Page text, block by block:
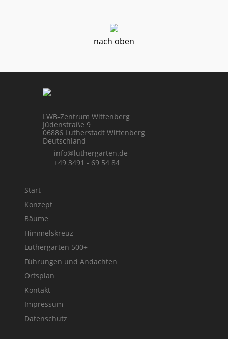
nach oben
LWB-Zentrum Wittenberg
Jüdenstraße 9
06886 Lutherstadt Wittenberg
Deutschland
info@luthergarten.de
+49 3491 - 69 54 84
Start
Konzept
Bäume
Himmelskreuz
Luthergarten 500+
Führungen und Andachten
Ortsplan
Kontakt
Impressum
Datenschutz